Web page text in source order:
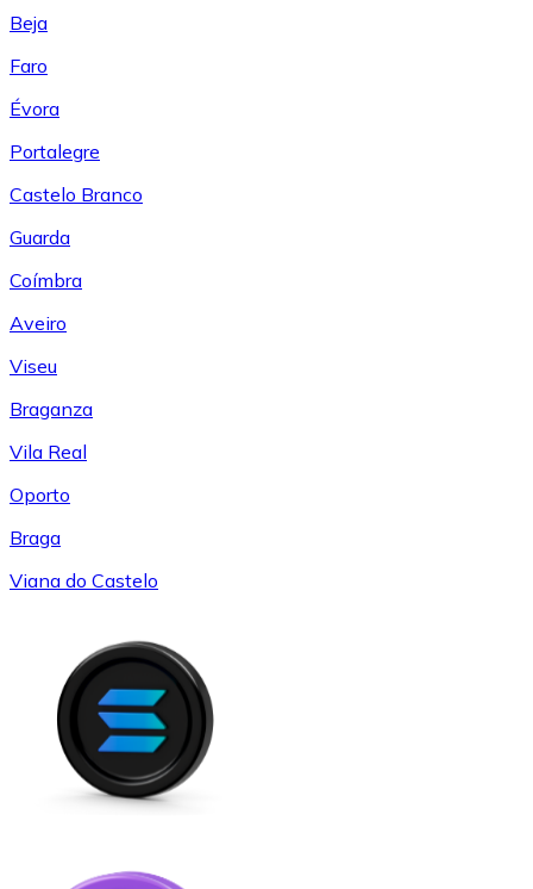
Beja
Faro
Évora
Portalegre
Castelo Branco
Guarda
Coímbra
Aveiro
Viseu
Braganza
Vila Real
Oporto
Braga
Viana do Castelo